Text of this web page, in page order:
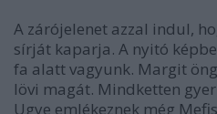
A zárójelenet azzal indul,
sírját kaparja. A nyitó
fa alatt vagyunk. Margit
lövi magát. Mindketten
Ugye emlékeznek még